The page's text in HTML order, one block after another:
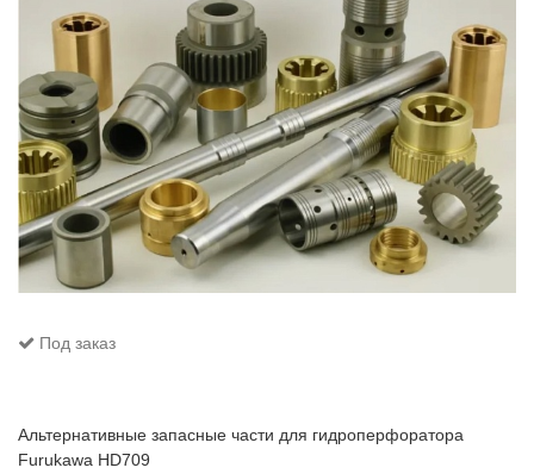
Под заказ
Альтернативные запасные части для гидроперфоратора
Furukawa HD709